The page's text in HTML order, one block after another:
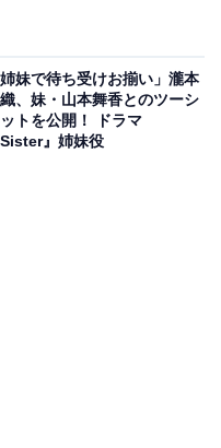
姉妹で待ち受けお揃い」瀧本
、妹・山本舞香とのツーシ
ットを公開！ ドラマ
Sister』姉妹役